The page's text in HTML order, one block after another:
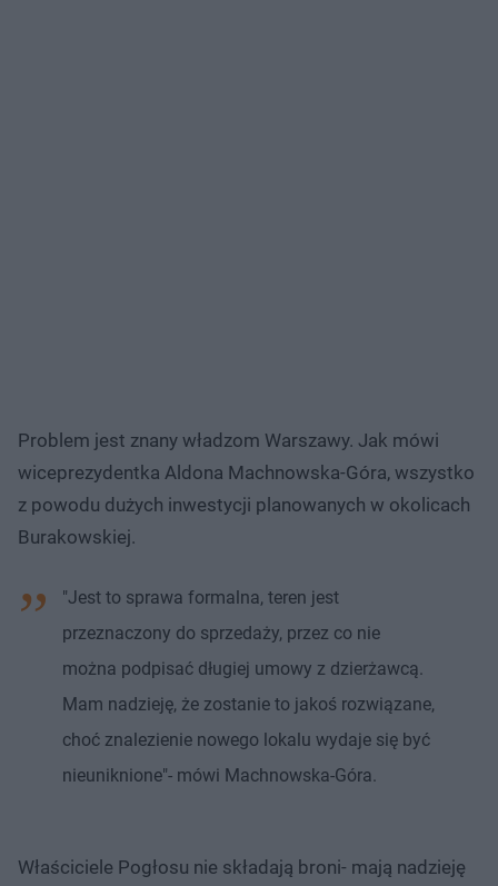
Problem jest znany władzom Warszawy. Jak mówi
wiceprezydentka Aldona Machnowska-Góra, wszystko
z powodu dużych inwestycji planowanych w okolicach
Burakowskiej.
"Jest to sprawa formalna, teren jest
przeznaczony do sprzedaży, przez co nie
można podpisać długiej umowy z dzierżawcą.
Mam nadzieję, że zostanie to jakoś rozwiązane,
choć znalezienie nowego lokalu wydaje się być
nieuniknione"- mówi Machnowska-Góra.
Właściciele Pogłosu nie składają broni- mają nadzieję